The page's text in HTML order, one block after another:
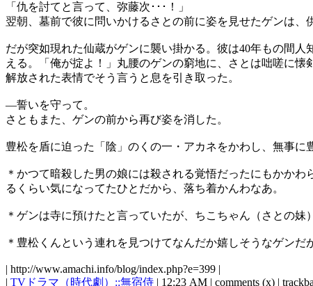
「仇を討てと言って、弥藤次･･･！」
翌朝、墓前で彼に問いかけるさとの前に姿を見せたゲンは
だが突如現れた仙蔵がゲンに襲い掛かる。彼は40年もの間
える。「俺が掟よ！」丸腰のゲンの窮地に、さとは咄嗟に
解放された表情でそう言うと息を引き取った。
―誓いを守って。
さともまた、ゲンの前から再び姿を消した。
豊松を盾に迫った「陰」のくの一・アカネをかわし、無事に
＊かつて暗殺した男の娘には殺される覚悟だったにもかかわ
るくらい気になってたひとだから、落ち着かんわなあ。
＊ゲンは寺に預けたと言っていたが、ちこちゃん（さとの妹
＊豊松くんという連れを見つけてなんだか嬉しそうなゲン
| http://www.amachi.info/blog/index.php?e=399 |
| TVドラマ（時代劇）::無宿侍 | 12:23 AM | comments (x) |